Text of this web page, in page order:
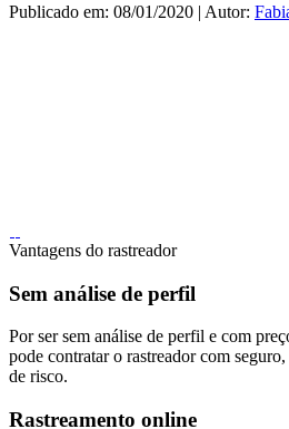
Publicado em: 08/01/2020 | Autor:
Vantagens do rastreador
Sem análise de perfil
Por ser sem análise de perfil e com
pode contratar o rastreador com
de risco.
Rastreamento online